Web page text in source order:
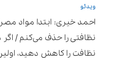
ویدئو
احمد خیری: ابتدا مواد
نظافتی را حذف می‌کنم /
نظافت را کاهش دهید،